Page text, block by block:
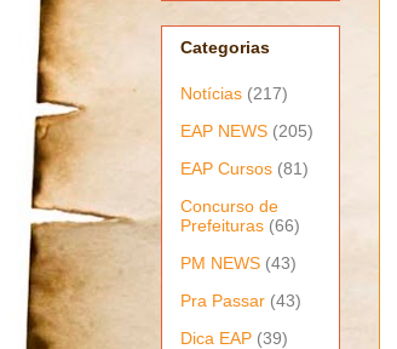
Categorias
Notícias (217)
EAP NEWS (205)
EAP Cursos (81)
Concurso de
Prefeituras (66)
PM NEWS (43)
Pra Passar (43)
Dica EAP (39)